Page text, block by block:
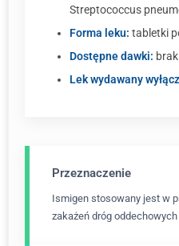
Streptococcus
Forma leku: tabletki
Dostępne dawki:
Lek wydawany
Przeznaczenie
Ismigen stosowany jest w
zakażeń dróg